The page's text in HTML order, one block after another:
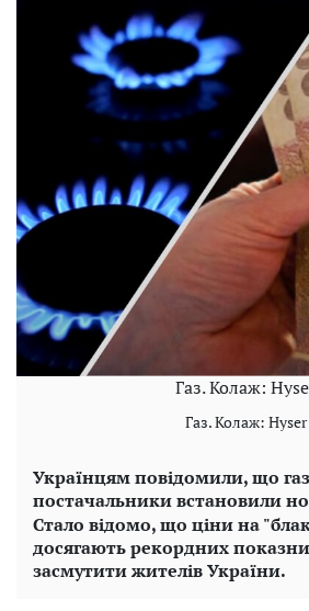
Газ. Колаж:
Газ. Колаж: Hyser
Українцям повідомили, що
постачальники встановили
Стало відомо, що ціни на
досягають рекордних
засмутити жителів України.